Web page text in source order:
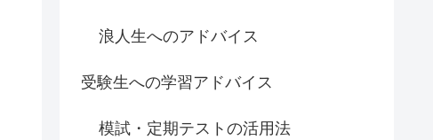
浪人生へのアドバイス
受験生への学習アドバイス
模試・定期テストの活用法